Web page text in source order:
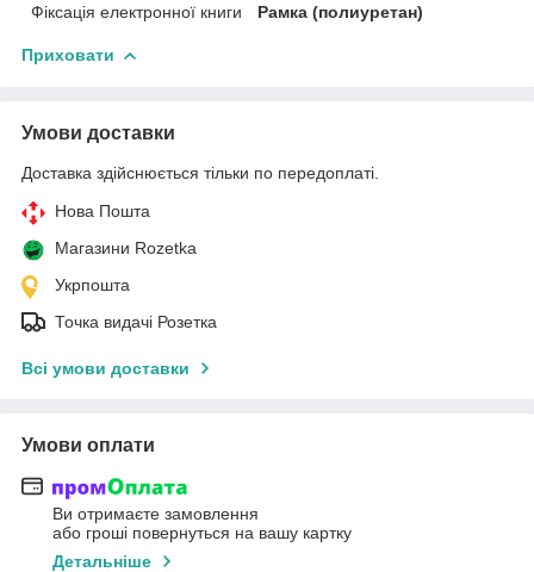
Фіксація електронної книги
Рамка (полиуретан)
Приховати
Умови доставки
Доставка здійснюється тільки по передоплаті.
Нова Пошта
Магазини Rozetka
Укрпошта
Точка видачі Розетка
Всі умови доставки
Умови оплати
Ви отримаєте замовлення
або гроші повернуться на вашу картку
Детальніше